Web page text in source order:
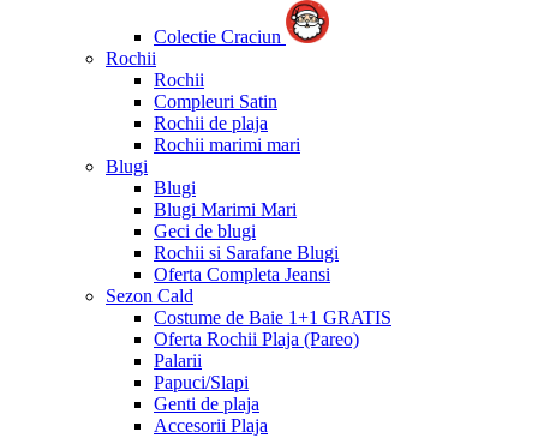
Colectie Craciun
Rochii
Rochii
Compleuri Satin
Rochii de plaja
Rochii marimi mari
Blugi
Blugi
Blugi Marimi Mari
Geci de blugi
Rochii si Sarafane Blugi
Oferta Completa Jeansi
Sezon Cald
Costume de Baie 1+1 GRATIS
Oferta Rochii Plaja (Pareo)
Palarii
Papuci/Slapi
Genti de plaja
Accesorii Plaja